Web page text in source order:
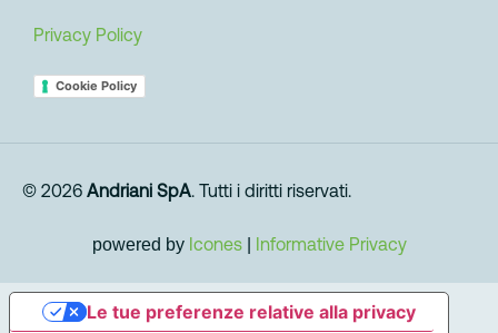
Privacy Policy
Cookie Policy
© 2026 Andriani SpA. Tutti i diritti riservati.
powered by Icones| Informative Privacy
Le tue preferenze relative alla privacy